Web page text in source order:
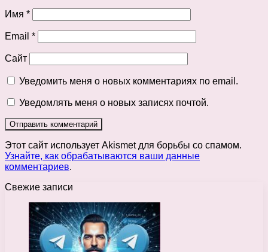
Имя *
Email *
Сайт
Уведомить меня о новых комментариях по email.
Уведомлять меня о новых записях почтой.
Этот сайт использует Akismet для борьбы со спамом.
Узнайте, как обрабатываются ваши данные
комментариев.
Свежие записи